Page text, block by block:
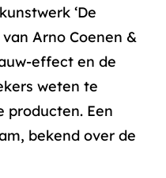
‘De
Arno Coenen &
effect en de
weten te
producten. Een
bekend over de